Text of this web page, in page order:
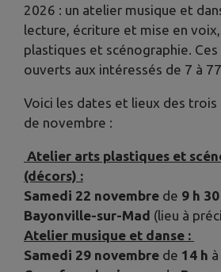
2026 : un atelier musique et
lecture, écriture et mise en
plastiques et scénographie.
ouverts aux intéressés de 7 à
Voici les dates et lieux des
de novembre :
Atelier arts plastiques et
(décors) :
Samedi 22 novembre de 9 h 30
Bayonville-sur-Mad (lieu à
Atelier musique et danse :
Samedi 29 novembre de 14 h à